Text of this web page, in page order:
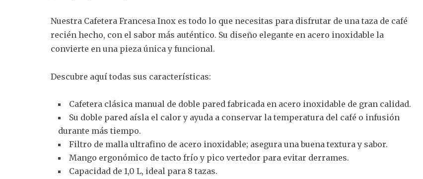
Nuestra Cafetera Francesa Inox es todo lo que necesitas para disfrutar de una taza de café
recién hecho, con el sabor más auténtico. Su diseño elegante en acero inoxidable la
convierte en una pieza única y funcional.
Descubre aquí todas sus características:
Cafetera clásica manual de doble pared fabricada en acero inoxidable de gran calidad.
Su doble pared aísla el calor y ayuda a conservar la temperatura del café o infusión
durante más tiempo.
Filtro de malla ultrafino de acero inoxidable; asegura una buena textura y sabor.
Mango ergonómico de tacto frío y pico vertedor para evitar derrames.
Capacidad de 1,0 L, ideal para 8 tazas.